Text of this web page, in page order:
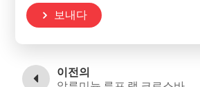
보내다
이전의